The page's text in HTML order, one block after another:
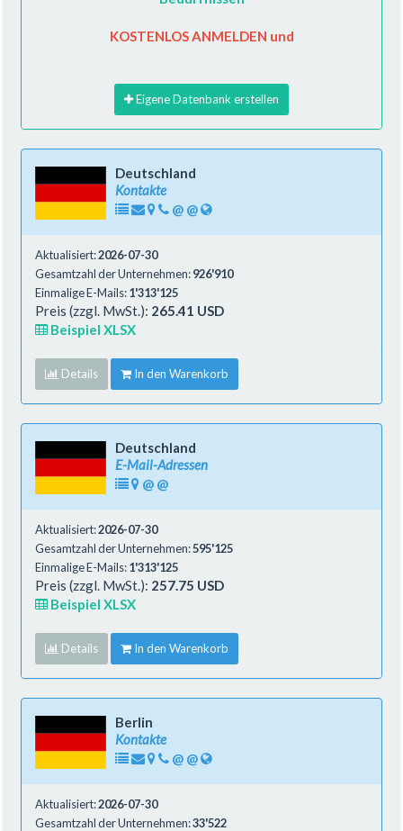
KOSTENLOS ANMELDEN und
Eigene Datenbank erstellen
Deutschland
Kontakte
@ @
Aktualisiert:2026-07-30
Gesamtzahl der Unternehmen:926'910
Einmalige E-Mails:1'313'125
Preis (zzgl. MwSt.): 265.41 USD
Beispiel XLSX
Details In den Warenkorb
Deutschland
E-Mail-Adressen
@ @
Aktualisiert:2026-07-30
Gesamtzahl der Unternehmen:595'125
Einmalige E-Mails:1'313'125
Preis (zzgl. MwSt.): 257.75 USD
Beispiel XLSX
Details In den Warenkorb
Berlin
Kontakte
@ @
Aktualisiert:2026-07-30
Gesamtzahl der Unternehmen:33'522